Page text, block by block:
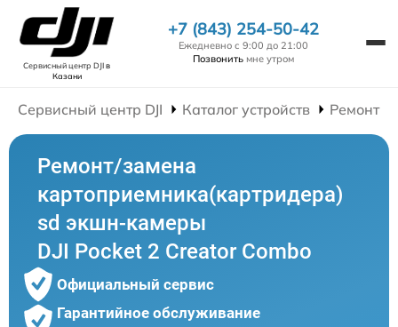
Сервисный центр DJIв
Казани
+7 (843) 254-50-42
Ежедневно с 9:00 до 21:00
Позвонить мне утром
Сервисный центр DJI Каталог устройств Ремонт
Ремонт/замена
картоприемника(картридера)
sd экшн-камеры
DJI Pocket 2 Creator Combo
Официальный сервис
Гарантийное обслуживание